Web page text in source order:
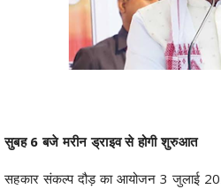
सुबह 6 बजे मरीन ड्राइव से होगी शुरुआत
सहकार संकल्प दौड़ का आयोजन 3 जुलाई